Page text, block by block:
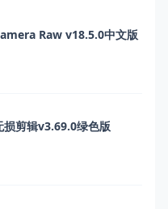
Raw v18.5.0中文版
剪辑v3.69.0绿色版